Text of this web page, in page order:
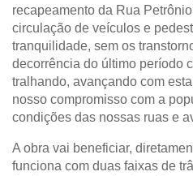
recapeamento da Rua
circulação de veículos e
tranquilidade, sem os
decorrência do último período
tralhando, avançando com
nosso compromisso com a
condições das nossas ruas e
A obra vai beneficiar,
funciona com duas faixas de